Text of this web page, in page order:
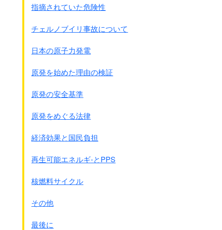
そのため日本軍が占領したときは
人口が増え過ぎたため
日本軍は人口を強制的に減らす事にしました。
1941年12月24日 原文カナ
治安維持上取りあえず九龍地区に於ける下層階級、
但し我が軍事基地たらしむる為の技術及び労働力は之を確保
疎散させる方法としては次の3つの種類に分けました
1 自費疎散 自費で中国や満州に帰る
2 慫慂(免費)疎散
3 強制疎散 強制的に追い出す
指摘されていた危険性
チェルノブイリ事故について
日本の原子力発電
原発を始めた理由の検証
原発の安全基準
原発をめぐる法律
経済効果と国民負担
再生可能エネルギ-とPPS
核燃料サイクル
その他
最後に